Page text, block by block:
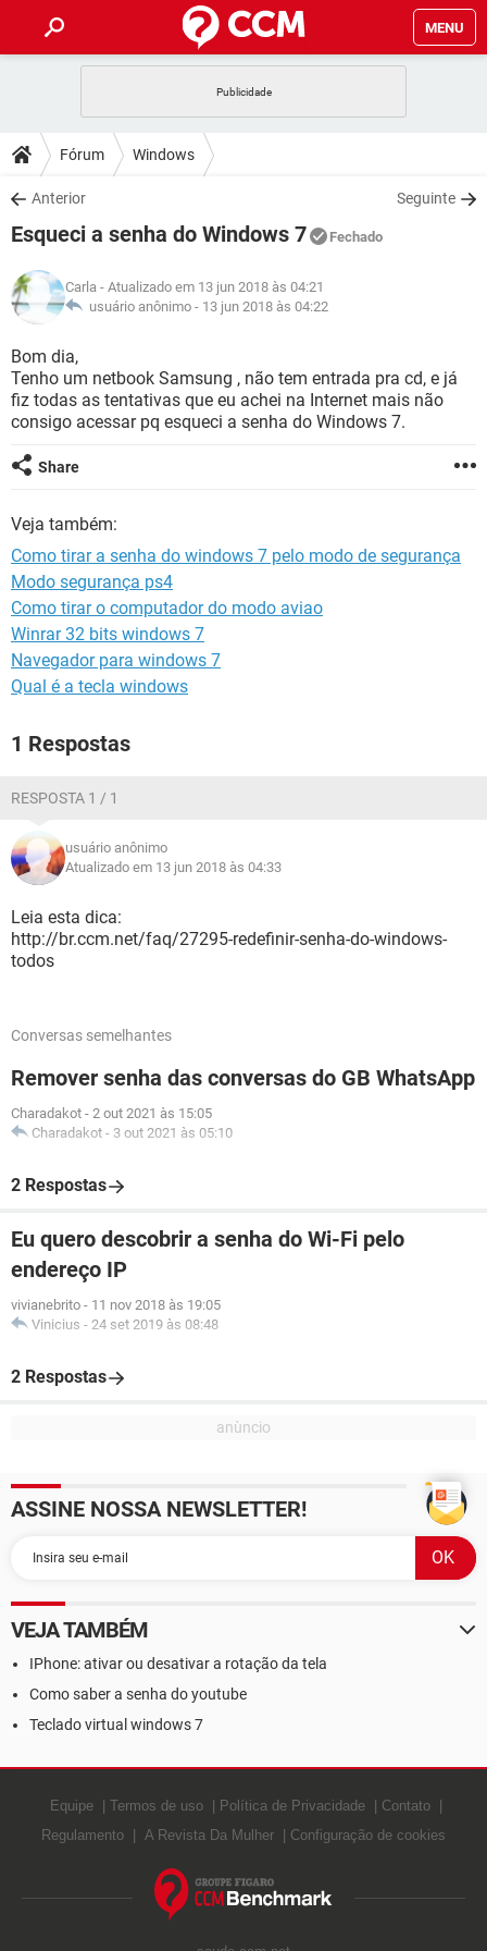
MENU
CELULAR
OUTLOOK
INSTAGRAM GMAIL
GUIA DE COMPRAS
DICAS
JOGOS
INSTAGRAM GMAIL
GUIA DE COMPRAS
DOWNLOADS
JOGOS WHATSAPP
CELULAR
OUTLOOK EXCEL
INSTAGRAM
GUIA DE COMPRAS
FÓRUM
JOGOS WHATSAPP
CELULAR
OUTLOOK
INSTAGRAM GMAIL
GLOSSÁRIO
JOGOS
CELULAR FACEBOOK
OUTLOOK EXCEL
INSTAGRAM
Fórum Windows
Anterior Seguinte
Esqueci a senha do Windows 7 Fechado
Carla - Atualizado em 13 jun 2018 às 04:21
usuário anônimo - 13 jun 2018 às 04:22
Bom dia,
Tenho um netbook Samsung , não tem entrada pra cd, e já
fiz todas as tentativas que eu achei na Internet mais não
consigo acessar pq esqueci a senha do Windows 7.
Share
Veja também:
Como tirar a senha do windows 7 pelo modo de segurança
Modo segurança ps4
Como tirar o computador do modo aviao
Winrar 32 bits windows 7
Navegador para windows 7
Qual é a tecla windows
1 Respostas
RESPOSTA 1 / 1
usuário anônimo
Atualizado em 13 jun 2018 às 04:33
Leia esta dica:
http://br.ccm.net/faq/27295-redefinir-senha-do-windows-
todos
Conversas semelhantes
Remover senha das conversas do GB WhatsApp
Charadakot - 2 out 2021 às 15:05
Charadakot - 3 out 2021 às 05:10
2 Respostas
Eu quero descobrir a senha do Wi-Fi pelo
endereço IP
vivianebrito - 11 nov 2018 às 19:05
Vinicius - 24 set 2019 às 08:48
2 Respostas
ASSINE NOSSA NEWSLETTER!
VEJA TAMBÉM
IPhone: ativar ou desativar a rotação da tela
Como saber a senha do youtube
Teclado virtual windows 7
Equipe Termos de uso Política de Privacidade
Contato
Regulamento
A Revista Da Mulher Configuração de cookies